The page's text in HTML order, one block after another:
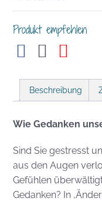
Produkt empfehlen
Beschreibung
Wie Gedanken
Sind Sie gestresst
aus den Augen
Gefühlen
Gedanken? In